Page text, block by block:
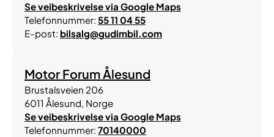
Se veibeskrivelse via Google Maps
Telefonnummer: 55 11 04 55
E-post: bilsalg@gudimbil.com
Motor Forum Ålesund
Brustalsveien 206
6011 Ålesund, Norge
Se veibeskrivelse via Google Maps
Telefonnummer: 70140000